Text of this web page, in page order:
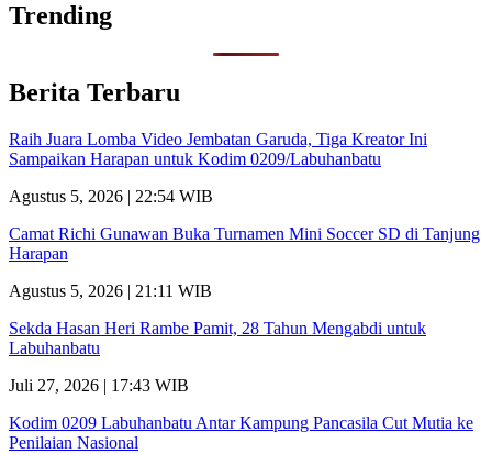
Trending
Berita Terbaru
Raih Juara Lomba Video Jembatan Garuda, Tiga Kreator Ini
Sampaikan Harapan untuk Kodim 0209/Labuhanbatu
Agustus 5, 2026 | 22:54 WIB
Camat Richi Gunawan Buka Turnamen Mini Soccer SD di Tanjung
Harapan
Agustus 5, 2026 | 21:11 WIB
Sekda Hasan Heri Rambe Pamit, 28 Tahun Mengabdi untuk
Labuhanbatu
Juli 27, 2026 | 17:43 WIB
Kodim 0209 Labuhanbatu Antar Kampung Pancasila Cut Mutia ke
Penilaian Nasional